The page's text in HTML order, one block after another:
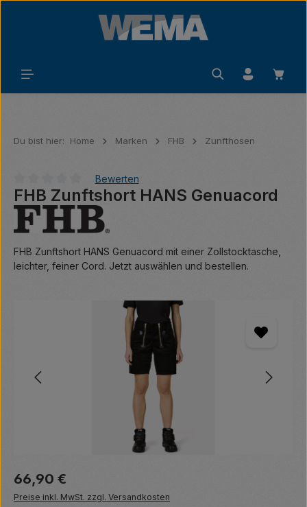
Zum Hauptinhalt springen
Du bist hier: Home Marken FHB Zunfthosen
Durchschnittliche Bewertung von 0 von 5 Sternen
Bewerten
FHB Zunftshort HANS Genuacord
FHB Zunftshort HANS Genuacord mit einer Zollstocktasche,
leichter, feiner Cord. Jetzt auswählen und bestellen.
Bildergalerie überspringen
Regulärer Preis:
66,90 €
Preise inkl. MwSt. zzgl. Versandkosten